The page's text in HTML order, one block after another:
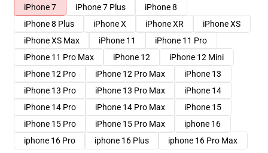
iPhone 7
iPhone 7 Plus
iPhone 8
iPhone 8 Plus
iPhone X iPhone XR
iPhone XS
iPhone XS Max
iPhone 11
iPhone 11 Pro
iPhone 11 Pro Max
iPhone 12
iPhone 12 Mini
iPhone 12 Pro
iPhone 12 Pro Max
iPhone 13
iPhone 13 Pro
iPhone 13 Pro Max
iPhone 14
iPhone 14 Pro
iPhone 14 Pro Max
iPhone 15
iPhone 15 Pro
iPhone 15 Pro Max
iphone 16
iphone 16 Pro
iphone 16 Plus iphone 16 Pro Max